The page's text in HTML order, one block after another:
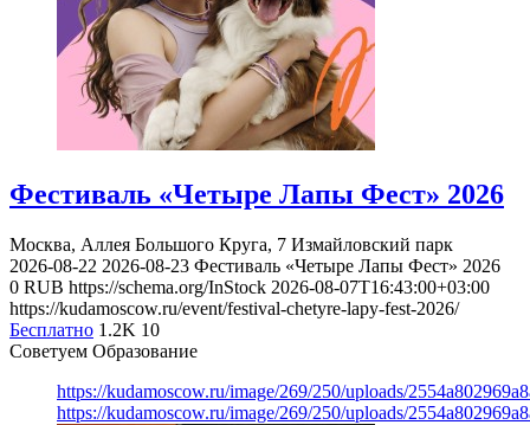
Фестиваль «Четыре Лапы Фест» 2026
Москва, Аллея Большого Круга, 7 Измайловский парк
2026-08-22 2026-08-23 Фестиваль «Четыре Лапы Фест» 2026
0 RUB https://schema.org/InStock 2026-08-07T16:43:00+03:00
https://kudamoscow.ru/event/festival-chetyre-lapy-fest-2026/
Бесплатно 1.2K 10
Советуем Образование
https://kudamoscow.ru/image/269/250/uploads/
https://kudamoscow.ru/image/269/250/uploads/